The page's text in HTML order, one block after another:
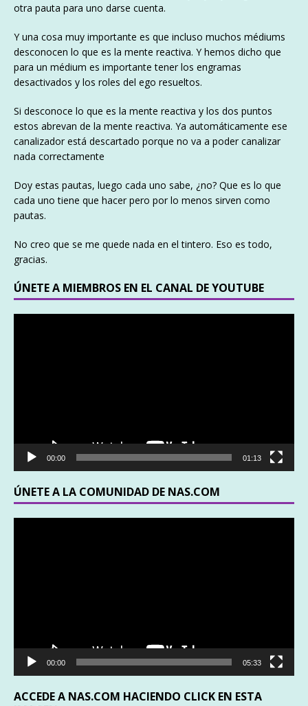
otra pauta para uno darse cuenta.
Y una cosa muy importante es que incluso muchos médiums
desconocen lo que es la mente reactiva. Y hemos dicho que
para un médium es importante tener los engramas
desactivados y los roles del ego resueltos.
Si desconoce lo que es la mente reactiva y los dos puntos
estos abrevan de la mente reactiva. Ya automáticamente ese
canalizador está descartado porque no va a poder canalizar
nada correctamente
Doy estas pautas, luego cada uno sabe, ¿no? Que es lo que
cada uno tiene que hacer pero por lo menos sirven como
pautas.
No creo que se me quede nada en el tintero. Eso es todo,
gracias.
ÚNETE A MIEMBROS EN EL CANAL DE YOUTUBE
00:00 01:13
ÚNETE A LA COMUNIDAD DE NAS.COM
00:00 05:33
ACCEDE A NAS.COM HACIENDO CLICK EN ESTA